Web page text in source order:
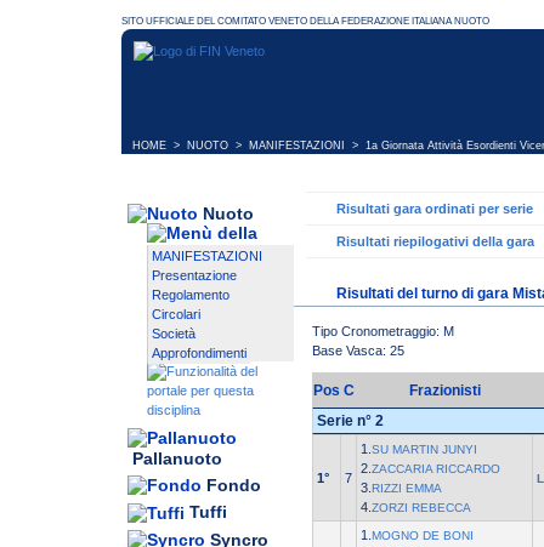
HOME > NUOTO > MANIFESTAZIONI > 1a Giornata Attività Esordienti
Nuoto
MANIFESTAZIONI
Presentazione
Regolamento
Circolari
Società
Approfondimenti
Pallanuoto
Fondo
Tuffi
Syncro
Risultati gara ordinati per serie
Risultati riepilogativi della gara
Risultati del turno di gara
Tipo Cronometraggio: M
Base Vasca: 25
Pos C
Frazionisti
Serie n° 2
1° 7
1. SU MARTIN JUNYI
2. ZACCARIA RICCARDO
3. RIZZI EMMA
4. ZORZI REBECCA
1. MOGNO DE BONI